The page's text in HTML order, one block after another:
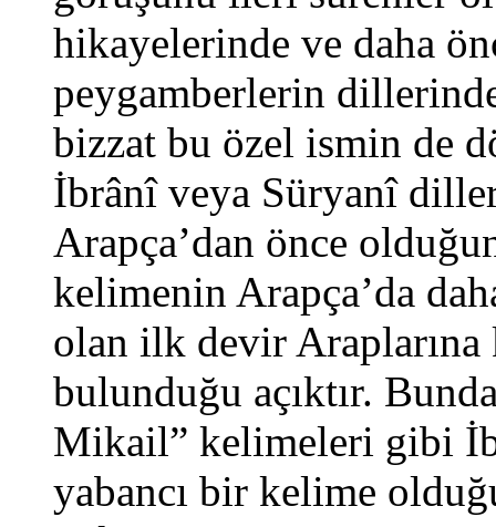
hikayelerinde ve daha
peygamberlerin
bizzat bu özel ismin de
İbrânî veya Süryanî
Arapça’dan önce
kelimenin Arapça’da
olan ilk devir
bulunduğu açıktır.
Mikail” kelimeleri gibi
yabancı bir kelime